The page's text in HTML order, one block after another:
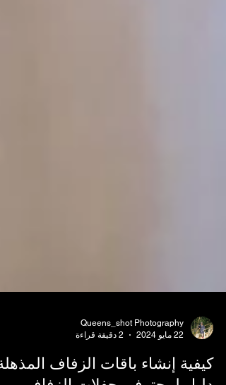
Queens_shot Photography